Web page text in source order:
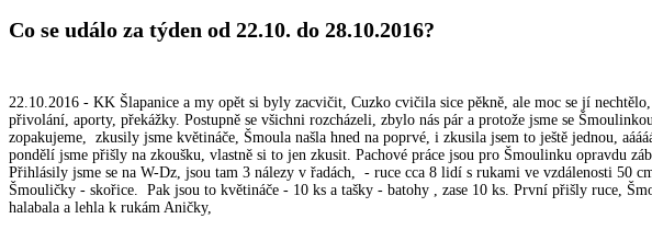
Co se událo za týden od 22.10. do 28.10.2016?
22.10.2016 - KK Šlapanice a my opět si byly zacvičit, Cuzko cvičila sice pěkně, ale moc se jí
přivolání, aporty, překážky. Postupně se všichni rozcházeli, zbylo nás pár a protože jsme se
zopakujeme, zkusily jsme květináče, Šmoula našla hned na poprvé, i zkusila jsem to ještě jednou,
pondělí jsme přišly na zkoušku, vlastně si to jen zkusit. Pachové práce jsou pro Šmoulinku opravdu
Přihlásily jsme se na W-Dz, jsou tam 3 nálezy v řadách, - ruce cca 8 lidí s rukami ve vzdálenosti 50
Šmouličky - skořice. Pak jsou to květináče - 10 ks a tašky - batohy , zase 10 ks. První přišly ruce,
halabala a lehla k rukám Aničky,